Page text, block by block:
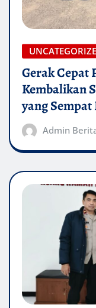
Gerak Cepat
Kembalikan
yang
Admin